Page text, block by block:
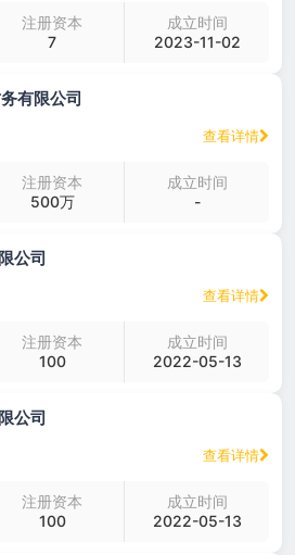
注册资本
7
成立时间
2023-11-02
有限公司
查看详情
注册资本
500万
成立时间
-
公司
查看详情
注册资本
100
成立时间
2022-05-13
公司
查看详情
注册资本
100
成立时间
2022-05-13